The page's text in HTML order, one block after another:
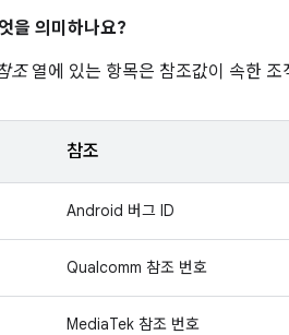
을 의미하나요?
조열에 있는 항목은 참조값이 속한
참조
Android 버그 ID
Qualcomm 참조 번호
MediaTek 참조 번호